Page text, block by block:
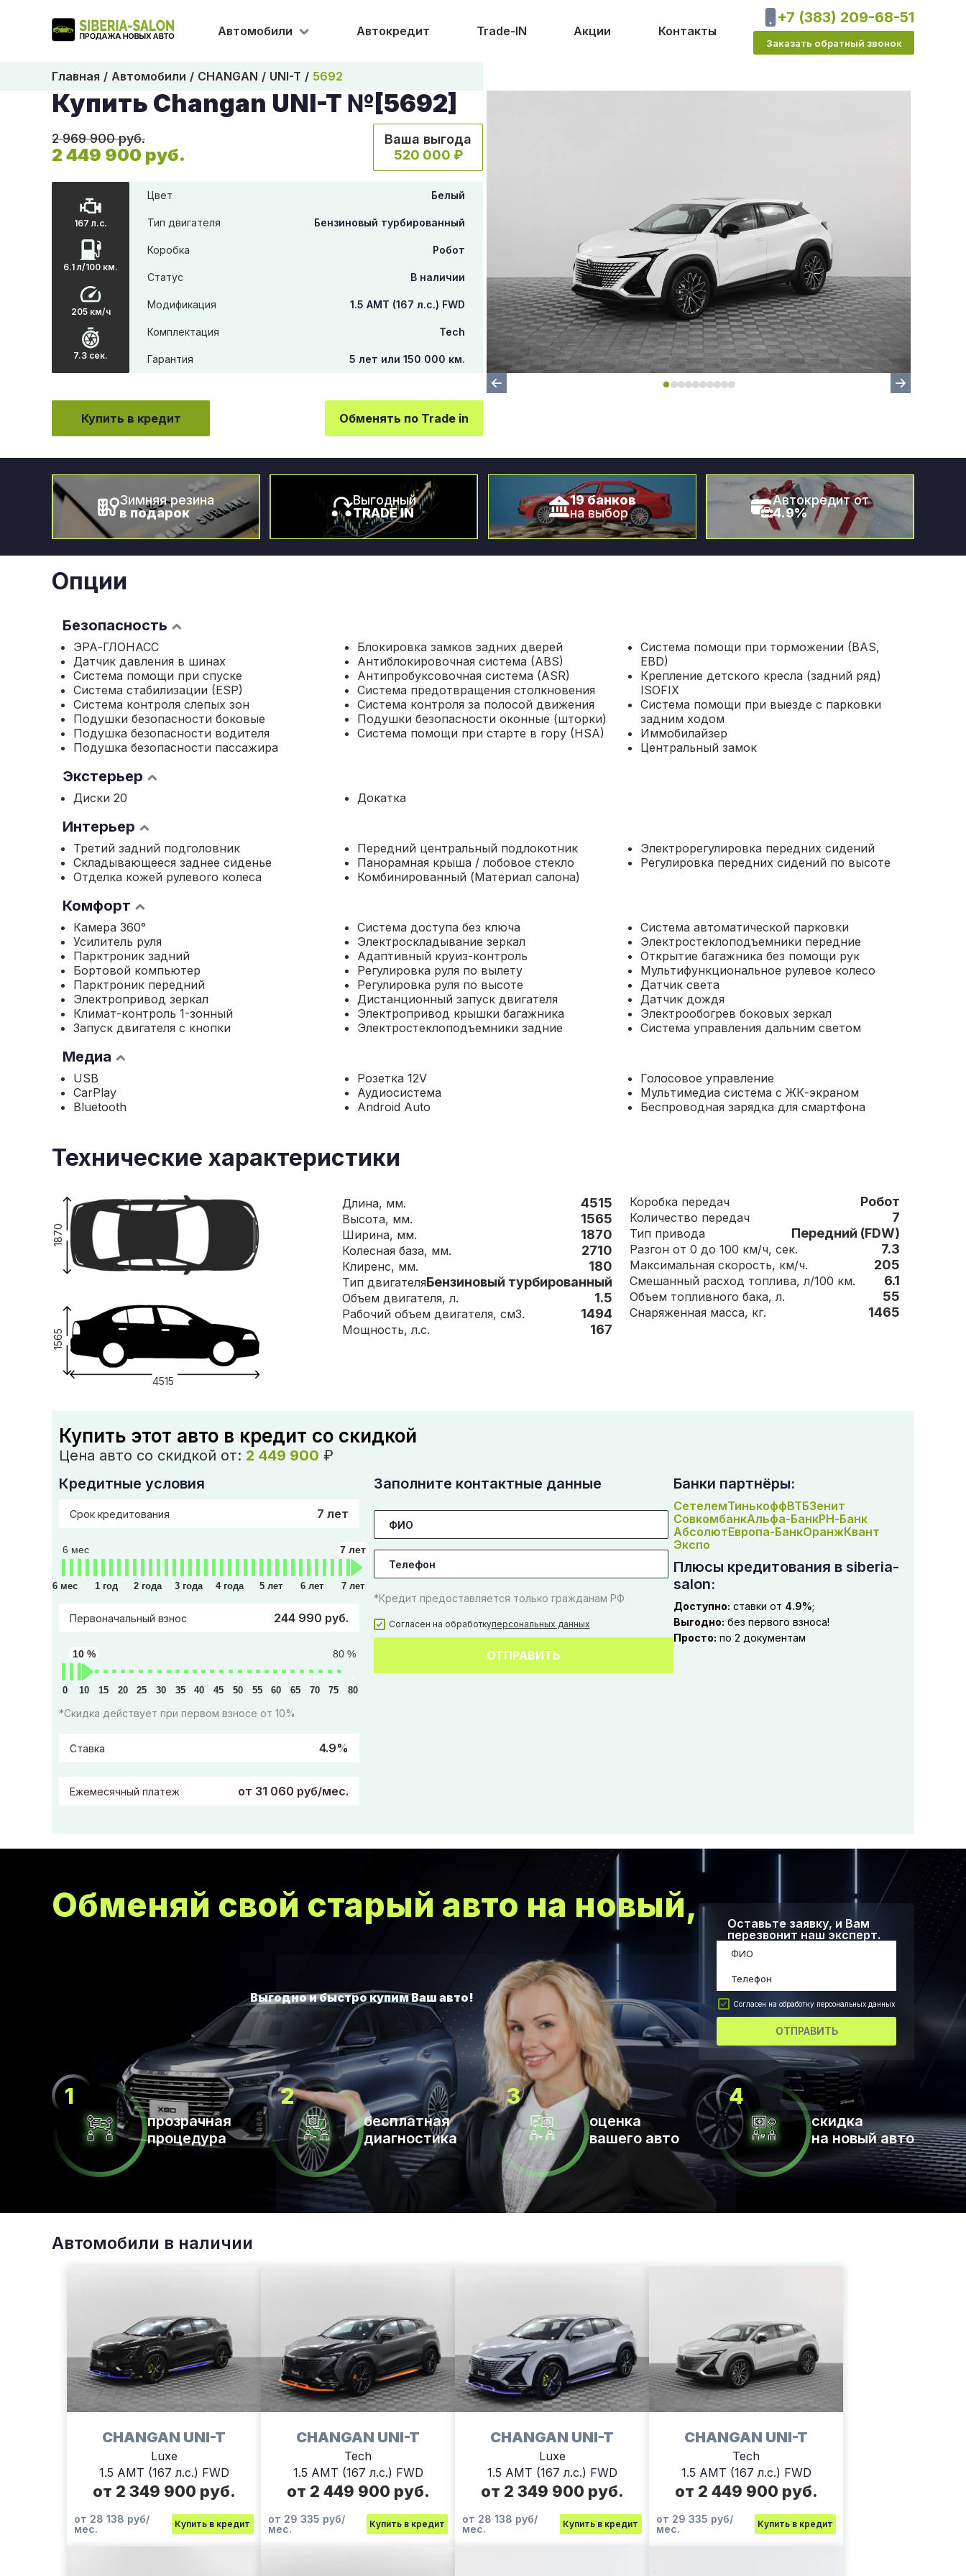
Автомобили Автокредит Trade-IN Акции Контакты
+7 (383) 209-68-51
Заказать обратный звонок
Главная Автомобили CHANGAN UNI-T 5692
Купить Changan UNI-T №[5692]
2 969 900 руб.
2 449 900 руб.
Ваша выгода
520 000 ₽
167 л.с.
6.1 л/100 км.
205 км/ч
7.3 сек.
Цвет Белый
Тип двигателя Бензиновый турбированный
Коробка Робот
Статус В наличии
Модификация 1.5 AMT (167 л.с.) FWD
Комплектация Tech
Гарантия 5 лет или 150 000 км.
Купить в кредит Обменять по Trade in
Зимняя резина
в подарок
Выгодный
TRADE IN
19 банков
на выбор
Автокредит от
4.9%
Опции
Безопасность
ЭРА-ГЛОНАСС
Датчик давления в шинах
Система помощи при спуске
Система стабилизации (ESP)
Система контроля слепых зон
Подушки безопасности боковые
Подушка безопасности водителя
Подушка безопасности пассажира
Блокировка замков задних дверей
Антиблокировочная система (ABS)
Антипробуксовочная система (ASR)
Система предотвращения столкновения
Система контроля за полосой движения
Подушки безопасности оконные (шторки)
Система помощи при старте в гору (HSA)
Система помощи при торможении (BAS,
EBD)
Крепление детского кресла (задний ряд)
ISOFIX
Система помощи при выезде с парковки
задним ходом
Иммобилайзер
Центральный замок
Экстерьер
Диски 20 Докатка
Интерьер
Третий задний подголовник
Складывающееся заднее сиденье
Отделка кожей рулевого колеса
Передний центральный подлокотник
Панорамная крыша / лобовое стекло
Комбинированный (Материал салона)
Электрорегулировка передних сидений
Регулировка передних сидений по высоте
Комфорт
Камера 360°
Усилитель руля
Парктроник задний
Бортовой компьютер
Парктроник передний
Электропривод зеркал
Климат-контроль 1-зонный
Запуск двигателя с кнопки
Система доступа без ключа
Электроскладывание зеркал
Адаптивный круиз-контроль
Регулировка руля по вылету
Регулировка руля по высоте
Дистанционный запуск двигателя
Электропривод крышки багажника
Электростеклоподъемники задние
Система автоматической парковки
Электростеклоподъемники передние
Открытие багажника без помощи рук
Мультифункциональное рулевое колесо
Датчик света
Датчик дождя
Электрообогрев боковых зеркал
Система управления дальним светом
Медиа
USB
CarPlay
Bluetooth
Розетка 12V
Аудиосистема
Android Auto
Голосовое управление
Мультимедиа система с ЖК-экраном
Беспроводная зарядка для смартфона
Технические характеристики
4515
1565
1870
Длина, мм. 4515
Высота, мм. 1565
Ширина, мм. 1870
Колесная база, мм. 2710
Клиренс, мм. 180
Тип двигателяБензиновый турбированный
Объем двигателя, л. 1.5
Рабочий объем двигателя, см3. 1494
Мощность, л.с. 167
Коробка передач Робот
Количество передач 7
Тип привода Передний (FDW)
Разгон от 0 до 100 км/ч, сек. 7.3
Максимальная скорость, км/ч. 205
Смешанный расход топлива, л/100 км. 6.1
Объем топливного бака, л. 55
Снаряженная масса, кг. 1465
Купить этот авто в кредит со скидкой
Цена авто со скидкой от: 2 449 900 ₽
Кредитные условия
Срок кредитования 7 лет
6 мес 7 лет
6 мес 1 год 2 года 3 года 4 года 5 лет 6 лет 7 лет
Первоначальный взнос 244 990 руб.
80 %
10 %
0 10 15 20 25 30 35 40 45 50 55 60 65 70 75 80
*Скидка действует при первом взносе от 10%
Ставка 4.9%
Ежемесячный платеж от 31 060 руб/мес.
Заполните контактные данные
*Кредит предоставляется только гражданам РФ
Согласен на обработкуперсональных данных
ОТПРАВИТЬ
Банки партнёры:
СетелемТинькоффВТБЗенит
СовкомбанкАльфа-БанкРН-Банк
АбсолютЕвропа-БанкОранжКвант
Экспо
Плюсы кредитования в siberia-
salon:
Доступно: ставки от 4.9%;
Выгодно: без первого взноса!
Просто: по 2 документам
Обменяй свой старый авто на новый,
Оставьте заявку, и Вам
перезвонит наш эксперт.
Согласен на обработку персональных данных
ОТПРАВИТЬ
прозрачная
процедура
бесплатная
диагностика
оценка
вашего авто
скидка
на новый авто
Автомобили в наличии
CHANGAN UNI-T
Luxe
1.5 AMT (167 л.с.) FWD
от 2 349 900 руб.
от 28 138 руб/
мес.
Купить в кредит
CHANGAN UNI-T
Tech
1.5 AMT (167 л.с.) FWD
от 2 449 900 руб.
от 29 335 руб/
мес.
Купить в кредит
CHANGAN UNI-T
Luxe
1.5 AMT (167 л.с.) FWD
от 2 349 900 руб.
от 28 138 руб/
мес.
Купить в кредит
CHANGAN UNI-T
Tech
1.5 AMT (167 л.с.) FWD
от 2 449 900 руб.
от 29 335 руб/
мес.
Купить в кредит